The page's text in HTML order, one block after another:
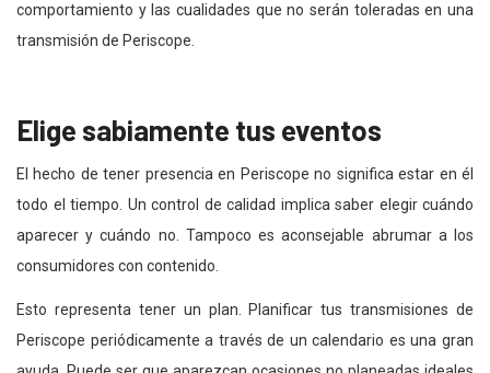
comportamiento y las cualidades que no serán toleradas en una
transmisión de Periscope.
Elige sabiamente tus eventos
El hecho de tener presencia en Periscope no significa estar en él
todo el tiempo. Un control de calidad implica saber elegir cuándo
aparecer y cuándo no. Tampoco es aconsejable abrumar a los
consumidores con contenido.
Esto representa tener un plan. Planificar tus transmisiones de
Periscope periódicamente a través de un calendario es una gran